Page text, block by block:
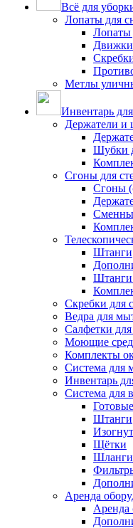
Всё для
Лопаты для
Лопаты
Движки
Метлы
Инвентарь
Держатели и
Шубки
Сгоны для
Сгоны
Штанги
Штанги
Скребки для
Ведра для
Салфетки
Моющие
Комплекты
Система для
Инвентарь
Система для
Штанги
Щётки
Шланги
Аренда
Аренда